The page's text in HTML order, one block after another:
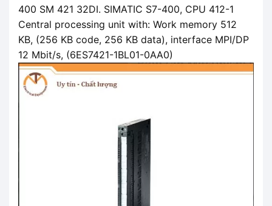
400 SM 421 32DI. SIMATIC S7-400, CPU 412-1
Central processing unit with: Work memory 512
KB, (256 KB code, 256 KB data), interface MPI/DP
12 Mbit/s, (6ES7421-1BL01-0AA0)